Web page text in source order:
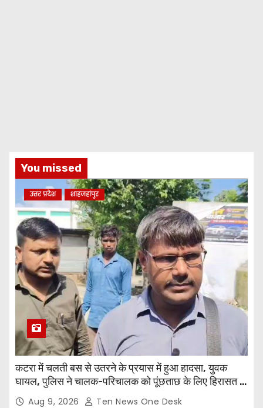
You missed
उत्तर प्रदेश शाहजहांपुर
कटरा में चलती बस से उतरने के प्रयास में हुआ हादसा, युवक
घायल, पुलिस ने चालक-परिचालक को पूंछताछ के लिए हिरासत में
लियाAug 9, 2026 Ten News One Desk